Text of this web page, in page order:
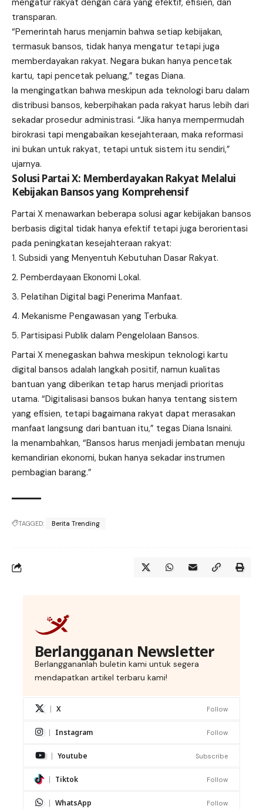
transparan.
“Pemerintah harus menjamin bahwa setiap kebijakan,
termasuk bansos, tidak hanya mengatur tetapi juga
memberdayakan rakyat. Negara bukan hanya pencetak
kartu, tapi pencetak peluang,” tegas Diana.
Ia mengingatkan bahwa meskipun ada teknologi baru dalam
distribusi bansos, keberpihakan pada rakyat harus lebih dari
sekadar prosedur administrasi. “Jika hanya mempermudah
birokrasi tapi mengabaikan kesejahteraan, maka reformasi
ini bukan untuk rakyat, tetapi untuk sistem itu sendiri,”
ujarnya.
Solusi Partai X: Memberdayakan Rakyat Melalui
Kebijakan Bansos yang Komprehensif
Partai X menawarkan beberapa solusi agar kebijakan bansos
berbasis digital tidak hanya efektif tetapi juga berorientasi
pada peningkatan kesejahteraan rakyat:
Subsidi yang Menyentuh Kebutuhan Dasar Rakyat.
Pemberdayaan Ekonomi Lokal.
Pelatihan Digital bagi Penerima Manfaat.
Mekanisme Pengawasan yang Terbuka.
Partisipasi Publik dalam Pengelolaan Bansos.
Partai X menegaskan bahwa meskipun teknologi kartu
digital bansos adalah langkah positif, namun kualitas
bantuan yang diberikan tetap harus menjadi prioritas
utama. “Digitalisasi bansos bukan hanya tentang sistem
yang efisien, tetapi bagaimana rakyat dapat merasakan
manfaat langsung dari bantuan itu,” tegas Diana Isnaini.
Ia menambahkan, “Bansos harus menjadi jembatan menuju
kemandirian ekonomi, bukan hanya sekadar instrumen
pembagian barang.”
TAGGED: Berita Trending
Berlangganan Newsletter
Berlanggananlah buletin kami untuk segera
mendapatkan artikel terbaru kami!
X Follow
Instagram Follow
Youtube Subscribe
Tiktok Follow
WhatsApp Follow